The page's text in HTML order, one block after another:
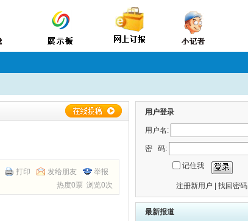
打印 发给朋友 举报
热度0票 浏览0次
用户登录
用户名:
密 码:
记住我
注册新用户 找回密码
最新报道